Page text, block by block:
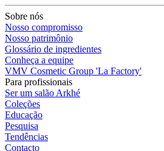
Sobre nós
Nosso compromisso
Nosso patrimônio
Glossário de ingredientes
Conheça a equipe
VMV Cosmetic Group 'La Factory'
Para profissionais
Ser um salão Arkhé
Coleções
Educação
Pesquisa
Tendências
Contacto